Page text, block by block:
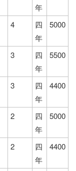
年
4
四
年
5000
3
四
年
5500
3
四
年
4400
2
四
年
5000
2
四
年
4400